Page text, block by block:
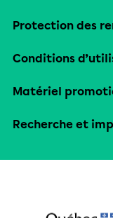
Protection des
Conditions
Matériel
Recherche et